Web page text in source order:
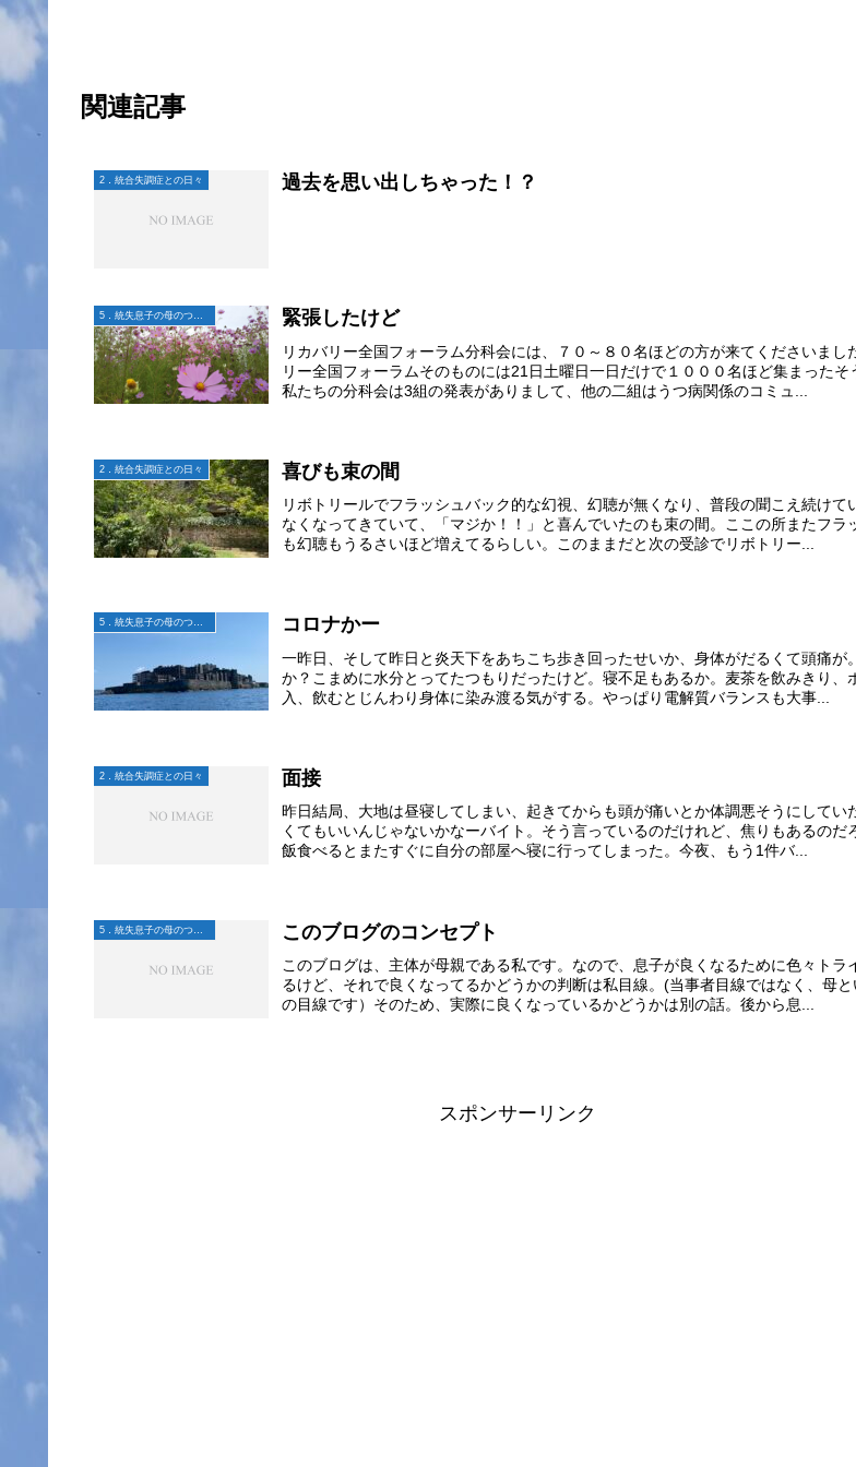
関連記事
2．統合失調症との日々 過去を思い出しちゃった！？
5．統失息子の母のつぶやき 緊張したけど
リカバリー全国フォーラム分科会には、７０～８０名ほどの方が来てくださいまし
リー全国フォーラムそのものには21日土曜日一日だけで１０００名ほど集まったそ
私たちの分科会は3組の発表がありまして、他の二組はうつ病関係のコミュ...
2．統合失調症との日々 喜びも束の間
リボトリールでフラッシュバック的な幻視、幻聴が無くなり、普段の聞こえ続けて
なくなってきていて、「マジか！！」と喜んでいたのも束の間。ここの所またフラ
も幻聴もうるさいほど増えてるらしい。このままだと次の受診でリボトリー...
5．統失息子の母のつぶやき コロナかー
一昨日、そして昨日と炎天下をあちこち歩き回ったせいか、身体がだるくて頭痛が
か？こまめに水分とってたつもりだったけど。寝不足もあるか。麦茶を飲みきり、
入、飲むとじんわり身体に染み渡る気がする。やっぱり電解質バランスも大事...
2．統合失調症との日々 面接
昨日結局、大地は昼寝してしまい、起きてからも頭が痛いとか体調悪そうにしてい
くてもいいんじゃないかなーバイト。そう言っているのだけれど、焦りもあるのだ
飯食べるとまたすぐに自分の部屋へ寝に行ってしまった。今夜、もう1件バ...
このブログのコンセプト
このブログは、主体が母親である私です。なので、息子が良くなるために色々トラ
るけど、それで良くなってるかどうかの判断は私目線。(当事者目線ではなく、母
の目線です）そのため、実際に良くなっているかどうかは別の話。後から息...
スポンサーリンク